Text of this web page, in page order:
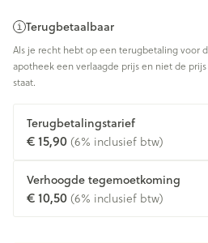
Terugbetaalbaar
Als je recht hebt op een terugbetaling voor
apotheek een verlaagde prijs en niet de
staat.
Terugbetalingstarief
€ 15,90 (6% inclusief btw)
Verhoogde tegemoetkoming
€ 10,50 (6% inclusief btw)